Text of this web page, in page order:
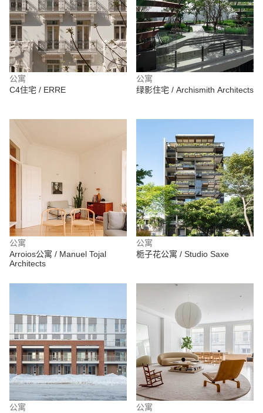
公寓
C4住宅 / ERRE
公寓
绿影住宅 / Archismith Architects
公寓
Arroios公寓 / Manuel Tojal
Architects
公寓
栀子花公寓 / Studio Saxe
公寓
公寓